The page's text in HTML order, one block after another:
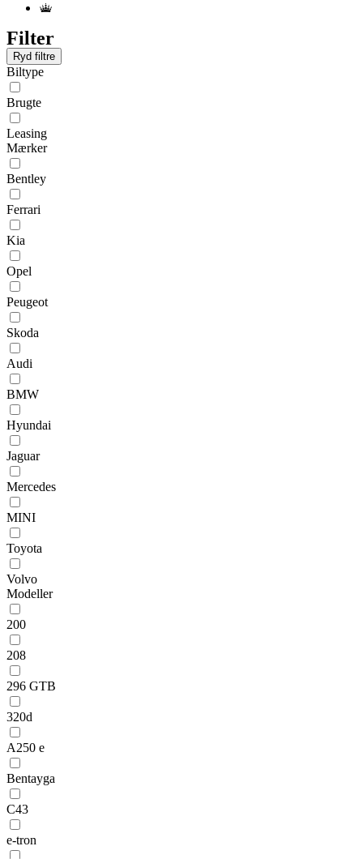
Filter
Ryd filtre
Biltype
Brugte
Leasing
Mærker
Bentley
Ferrari
Kia
Opel
Peugeot
Skoda
Audi
BMW
Hyundai
Jaguar
Mercedes
MINI
Toyota
Volvo
Modeller
200
208
296 GTB
320d
A250 e
Bentayga
C43
e-tron